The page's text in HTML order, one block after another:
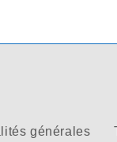
générales